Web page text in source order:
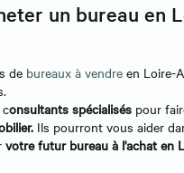
un bureau en
de bureaux à vendre en Loire-
consultants spécialisés pour
Ils pourront vous aider
votre futur bureau à l'achat en